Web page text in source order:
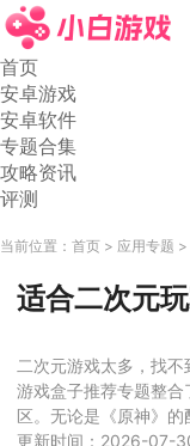
首页
安卓游戏
安卓软件
专题合集
攻略资讯
评测
当前位置： 首页 应用专题
适合二次元
二次元游戏太多，找
游戏盒子推荐专题整
区。无论是《原神》
能在这里找到同好。一
更新时间：2026-07-